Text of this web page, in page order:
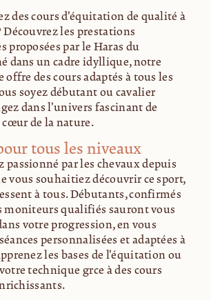
des cours d'équitation de qualité à
les prestations
proposées par le Haras du
dans un cadre idyllique, notre
offre des cours adaptés à tous les
soyez débutant ou cavalier
dans l'univers fascinant de
de la nature.
tous les niveaux
passionné par les chevaux depuis
vous souhaitiez découvrir ce sport,
à tous. Débutants, confirmés
moniteurs qualifiés sauront vous
votre progression, en vous
personnalisées et adaptées à
les bases de l'équitation ou
technique grâce à des cours